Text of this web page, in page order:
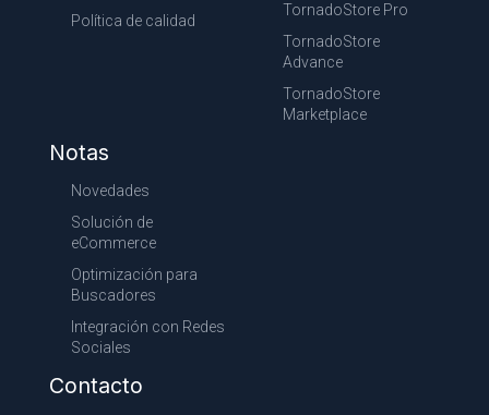
Política de calidad
TornadoStore Pro
TornadoStore
Advance
TornadoStore
Marketplace
Notas
Novedades
Solución de
eCommerce
Optimización para
Buscadores
Integración con Redes
Sociales
Contacto